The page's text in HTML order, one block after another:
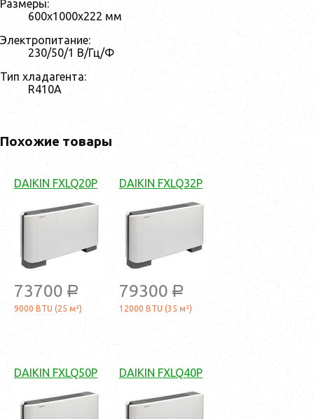
Размеры:
600x1000x222 мм
Электропитание:
230/50/1 В/Гц/Ф
Тип хладагента:
R410A
Похожие товары
DAIKIN FXLQ20P
73700 a
9000 BTU (25 м²)
DAIKIN FXLQ32P
79300 a
12000 BTU (35 м²)
DAIKIN FXLQ50P DAIKIN FXLQ40P